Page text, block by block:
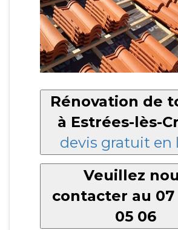
Rénovation de
à Estrées-lès-
devis gratuit en
Veuillez
contacter au 07
05 06